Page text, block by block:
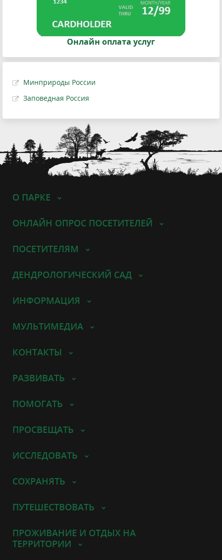
Онлайн оплата услуг
Минприроды России
Заповедная Россия
О ПАРКЕ
ОНЛАЙН ОПРОС ПОСЕТИТЕЛЕЙ
ПОСЕТИТЕЛЯМ
ДЕНДРОЛОГИЧЕСКИЙ САД
ИНФОРМАЦИЯ
МУЛЬТИМЕДИА
КОНТАКТЫ
РАЗВИВАТЬ
ПОМОГАТЬ
ПРОСВЕЩАТЬ
ИССЛЕДОВАТЬ
СОХРАНЯТЬ
ПУТЕШЕСТВОВАТЬ
ПРОЖИВАНИЕ И ОТДЫХ НА
ТЕРРИТОРИИ